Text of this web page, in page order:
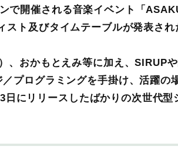
で開催される音楽イベント「
ト及びタイムテーブルが発表され
、おかもとえみ等に加え、SIRUP
プログラミングを手掛け、活躍の
にリリースしたばかりの次世代型